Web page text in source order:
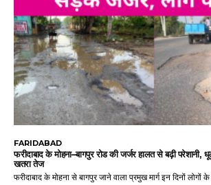
FARIDABAD
फरीदाबाद के मोहना–बागपुर रोड की जर्जर हालत से बढ़ी
खतरा तेज
फरीदाबाद के मोहना से बागपुर जाने वाला प्रमुख मार्ग इन दिनों लोगों